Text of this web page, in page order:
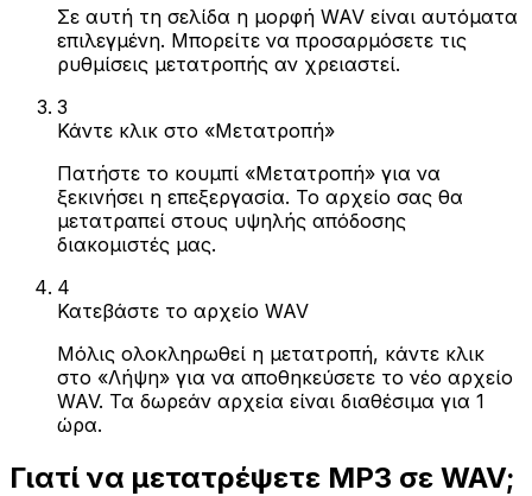
Σε αυτή τη σελίδα η μορφή WAV είναι αυτόματα
επιλεγμένη. Μπορείτε να προσαρμόσετε τις
ρυθμίσεις μετατροπής αν χρειαστεί.
3
Κάντε κλικ στο «Μετατροπή»
Πατήστε το κουμπί «Μετατροπή» για να
ξεκινήσει η επεξεργασία. Το αρχείο σας θα
μετατραπεί στους υψηλής απόδοσης
διακομιστές μας.
4
Κατεβάστε το αρχείο WAV
Μόλις ολοκληρωθεί η μετατροπή, κάντε κλικ
στο «Λήψη» για να αποθηκεύσετε το νέο αρχείο
WAV. Τα δωρεάν αρχεία είναι διαθέσιμα για 1
ώρα.
Γιατί να μετατρέψετε MP3 σε WAV;